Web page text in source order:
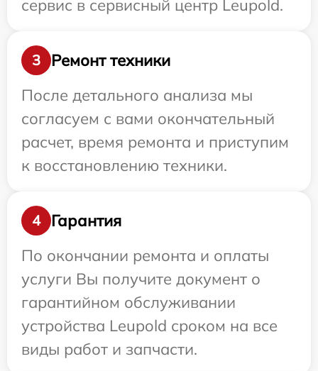
сервис в сервисный центр Leupold.
3
Ремонт техники
После детального анализа мы
согласуем с вами окончательный
расчет, время ремонта и приступим
к восстановлению техники.
4
Гарантия
По окончании ремонта и оплаты
услуги Вы получите документ о
гарантийном обслуживании
устройства Leupold сроком на все
виды работ и запчасти.